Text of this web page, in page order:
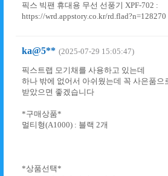
픽스 빅팬 휴대용 무선 선풍기 XPF-702 :
https://wrd.appstory.co.kr/rd.flad?n=128270
ka@5** (2025-07-29 15:05:47)
픽스트랩 모기채를 사용하고 있는데
하나 밖에 없어서 아쉬웠는데 꼭 사은품으
받았으면 좋겠습니다
*구매상품*
멀티형(A1000) : 블랙 2개
*상품선택*